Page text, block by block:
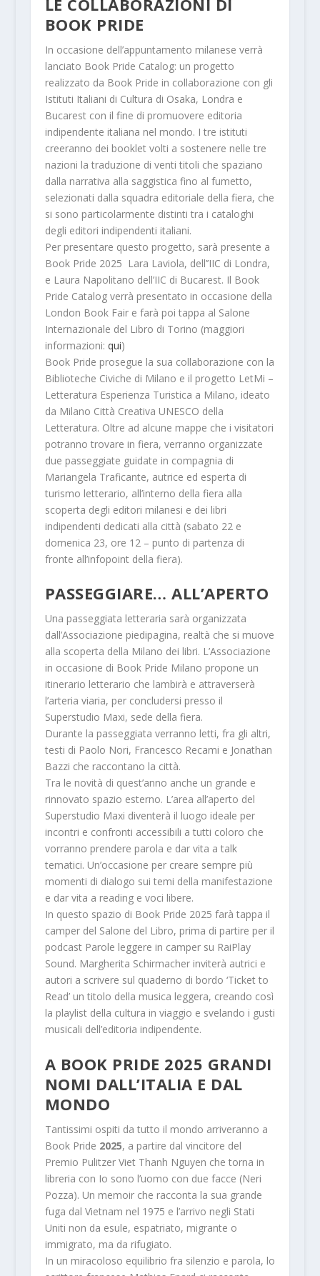
BOOK PRIDE
In occasione dell’appuntamento milanese verrà
lanciato Book Pride Catalog: un progetto
realizzato da Book Pride in collaborazione con gli
Istituti Italiani di Cultura di Osaka, Londra e
Bucarestcon il fine di promuovere editoria
indipendente italiana nel mondo. I tre istituti
creeranno dei booklet volti a sostenere nelle tre
nazioni la traduzione di venti titoli che spaziano
dalla narrativa alla saggistica fino al fumetto,
selezionati dalla squadra editoriale della fiera, che
si sono particolarmente distinti tra i cataloghi
degli editori indipendenti italiani.
Per presentare questo progetto, sarà presente a
Book Pride 2025 Lara Laviola, dell’’IIC di Londra,
e Laura Napolitano dell’IIC di Bucarest. Il Book
Pride Catalog verrà presentato in occasione della
London Book Fair e farà poi tappa al Salone
Internazionale del Libro di Torino (maggiori
informazioni: qui)
Book Pride prosegue la sua collaborazione con la
Biblioteche Civiche di Milano e il progetto LetMi –
Letteratura Esperienza Turistica a Milano, ideato
da Milano Città Creativa UNESCO della
Letteratura. Oltre ad alcune mappe che i visitatori
potranno trovare in fiera, verranno organizzate
due passeggiate guidate in compagnia di
Mariangela Traficante, autrice ed esperta di
turismo letterario, all’interno della fiera alla
scoperta degli editori milanesi e dei libri
indipendenti dedicati alla città (sabato 22 e
domenica 23, ore 12 – punto di partenza di
fronte all’infopoint della fiera).
PASSEGGIARE… ALL’APERTO
Una passeggiata letteraria sarà organizzata
dall’Associazione piedipagina, realtà che si muove
alla scoperta della Milano dei libri. L’Associazione
in occasione di Book Pride Milano propone un
itinerario letterario che lambirà e attraverserà
l’arteria viaria, per concludersi presso il
Superstudio Maxi, sede della fiera.
Durante la passeggiata verranno letti, fra gli altri,
testi di Paolo Nori, Francesco Recami e Jonathan
Bazzi che raccontano la città.
Tra le novità di quest’anno anche un grande e
rinnovato spazio esterno. L’area all’aperto del
Superstudio Maxi diventerà il luogo ideale per
incontri e confronti accessibili a tutti coloro che
vorranno prendere parola e dar vita a talk
tematici. Un’occasione per creare sempre più
momenti di dialogo sui temi della manifestazione
e dar vita a reading e voci libere.
In questo spazio di Book Pride 2025 farà tappa il
camper del Salone del Libro, prima di partire per il
podcast Parole leggere in campersu RaiPlay
Sound. Margherita Schirmacher inviterà autrici e
autori a scrivere sul quaderno di bordo ‘Ticket to
Read’ un titolo della musica leggera, creando così
la playlist della cultura in viaggio e svelando i gusti
musicali dell’editoria indipendente.
A BOOK PRIDE 2025 GRANDI
NOMI DALL’ITALIA E DAL
MONDO
Tantissimi ospiti da tutto il mondo arriveranno a
Book Pride 2025, a partire dal vincitore del
Premio Pulitzer Viet Thanh Nguyen che torna in
libreria con Io sono l’uomo con due facce (Neri
Pozza). Un memoir che racconta la sua grande
fuga dal Vietnam nel 1975 e l’arrivo negli Stati
Uniti non da esule, espatriato, migrante o
immigrato, ma da rifugiato.
In un miracoloso equilibrio fra silenzio e parola, lo